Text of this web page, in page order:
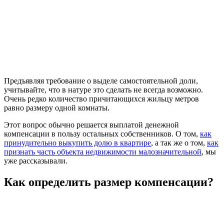
Предъявляя требование о выделе самостоятельной доли,
учитывайте, что в натуре это сделать не всегда возможно.
Очень редко количество причитающихся жильцу метров
равно размеру одной комнаты.
Этот вопрос обычно решается выплатой денежной
компенсации в пользу остальных собственников. О том, как
принудительно выкупить долю в квартире, а так же о том, как
признать часть объекта недвижимости малозначительной, мы
уже рассказывали.
Как определить размер компенсации?